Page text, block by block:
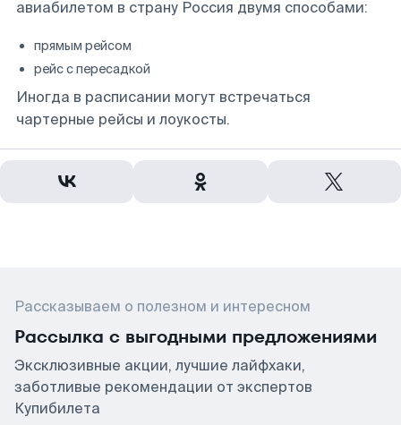
авиабилетом в страну Россия двумя способами:
прямым рейсом
рейс с пересадкой
Иногда в расписании могут встречаться
чартерные рейсы и лоукосты.
Рассказываем о полезном и интересном
Рассылка с выгодными предложениями
Эксклюзивные акции, лучшие лайфхаки,
заботливые рекомендации от экспертов
Купибилета